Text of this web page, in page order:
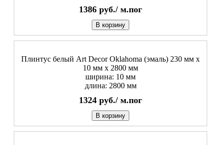
1386 руб./ м.пог
В корзину
Плинтус белый Art Decor Oklahoma (эмаль) 230 мм х
10 мм х 2800 мм
ширина: 10 мм
длина: 2800 мм
1324 руб./ м.пог
В корзину